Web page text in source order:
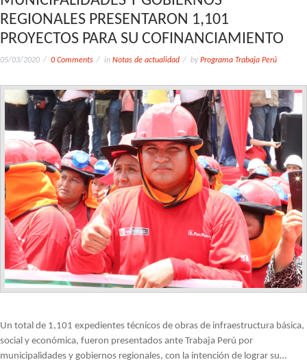
REGIONALES PRESENTARON 1,101
PROYECTOS PARA SU COFINANCIAMIENTO
05/03/2020 0 Comments in Notas de actualidad byPrograma Trabaja Perú
Un total de 1,101 expedientes técnicos de obras de infraestructura básica,
social y económica, fueron presentados ante Trabaja Perú por
municipalidades y gobiernos regionales, con la intención de lograr su…